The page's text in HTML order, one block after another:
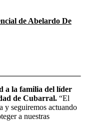
de Abelardo De
a la familia del líder
de Cubarral. “El
y seguiremos actuando
a nuestras